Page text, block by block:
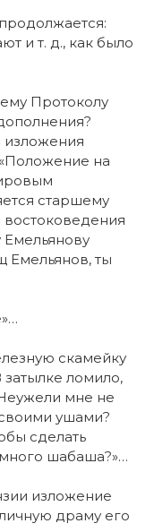
и т. д., как было
Протоколу
изложения
на
старшему
востоковедения
Емельянов, ты
скамейку
ломило,
мне не
ушами?
сделать
шабаша?»…
изложение
драму его